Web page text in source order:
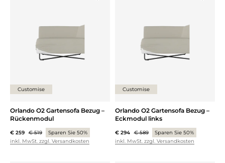
Customise
Orlando O2 Gartensofa Bezug –
Rückenmodul
€ 259 € 519
Sparen Sie 50%
inkl. MwSt. zzgl. Versandkosten
Customise
Orlando O2 Gartensofa Bezug –
Eckmodul links
€ 294 € 589
Sparen Sie 50%
inkl. MwSt. zzgl. Versandkosten